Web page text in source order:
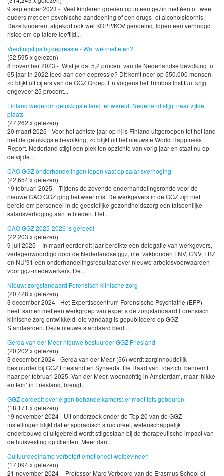
9 september 2023 - Veel kinderen groeien op in een gezin met één of twee
ouders met een psychische aandoening of een drugs- of alcoholstoornis.
Deze kinderen, afgekort ook wel KOPP/KOV genoemd, lopen een verhoogd
risico om op latere leeftijd...
Voedingstips bij depressie - Wat wel/niet eten?
(52,595 x gelezen)
8 november 2023 - Wist je dat 5,2 procent van de Nederlandse bevolking tot
65 jaar in 2022 leed aan een depressie? Dit komt neer op 550.000 mensen,
zo blijkt uit cijfers van de GGZ Groep. En volgens het Trimbos Instituut krijgt
ongeveer 25 procent...
Finland wederom gelukkigste land ter wereld, Nederland stijgt naar vijfde
plaats
(27,262 x gelezen)
20 maart 2025 - Voor het achtste jaar op rij is Finland uitgeroepen tot het land
met de gelukkigste bevolking, zo blijkt uit het nieuwste World Happiness
Report. Nederland stijgt een plek ten opzichte van vorig jaar en staat nu op
de vijfde...
CAO GGZ onderhandelingen lopen vast op salarisverhoging
(22,654 x gelezen)
19 februari 2025 - Tijdens de zevende onderhandelingsronde voor de
nieuwe CAO GGZ ging het weer mis. De werkgevers in de GGZ zijn niet
bereid om personeel in de geestelijke gezondheidszorg een fatsoenlijke
salarisverhoging aan te bieden. Het...
CAO GGZ 2025-2026 is gereed!
(22,203 x gelezen)
9 juli 2025 - In maart eerder dit jaar bereikte een delegatie van werkgevers,
vertegenwoordigd door de Nederlandse ggz, met vakbonden FNV, CNV, FBZ
en NU’91 een onderhandelingsresultaat over nieuwe arbeidsvoorwaarden
voor ggz-medewerkers. De...
Nieuw: zorgstandaard Forensisch klinische zorg
(20,428 x gelezen)
3 december 2024 - Het Expertisecentrum Forensische Psychiatrie (EFP)
heeft samen met een werkgroep van experts de zorgstandaard Forensisch
klinische zorg ontwikkeld, die vandaag is gepubliceerd op GGZ
Standaarden. Deze nieuwe standaard biedt...
Gerda van der Meer nieuwe bestuurder GGZ Friesland
(20,202 x gelezen)
3 december 2024 - Gerda van der Meer (56) wordt zorginhoudelijk
bestuurder bij GGZ Friesland en Synaeda. De Raad van Toezicht benoemt
haar per februari 2025. Van der Meer, woonachtig in Amsterdam, maar ‘hikke
en tein’ in Friesland, brengt...
GGZ oordeelt over eigen behandelkamers: er moet iets gebeuren.
(18,171 x gelezen)
19 november 2024 - Uit onderzoek onder de Top 20 van de GGZ-
instellingen blijkt dat er sporadisch structureel, wetenschappelijk
onderbouwd of uitgebreid wordt stilgestaan bij de therapeutische impact van
de huisvesting op cliënten. Meer dan...
Cultuurdeelname verbetert emotioneel welbevinden
(17,094 x gelezen)
21 november 2024 - Professor Marc Verboord van de Erasmus School of